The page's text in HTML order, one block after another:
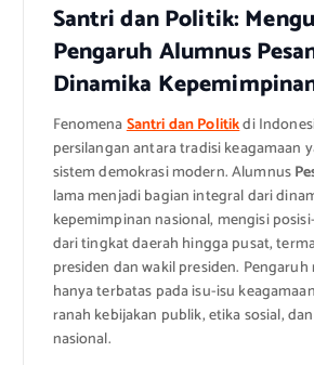
Santri dan Politik:
Pengaruh Alumnus
Dinamika
FenomenaSantri dan Politikdi
persilangan antara tradisi keagamaan
sistem demokrasi modern. Alumnus
lama menjadi bagian integral dari
kepemimpinan nasional, mengisi
dari tingkat daerah hingga pusat,
presiden dan wakil presiden.
hanya terbatas pada isu-isu
ranah kebijakan publik, etika sosial,
nasional.